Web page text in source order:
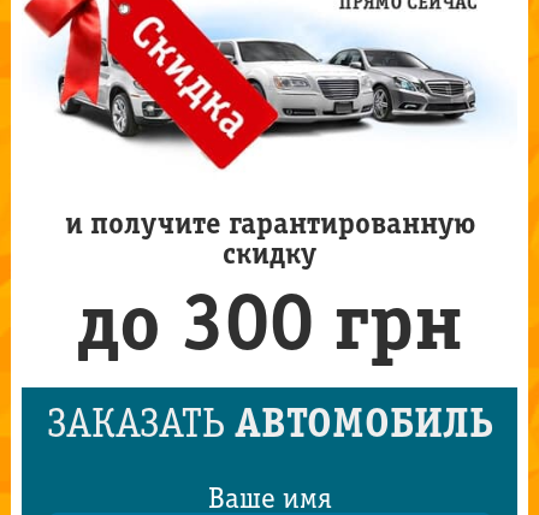
и получите гарантированную
скидку
до 300 грн
ЗАКАЗАТЬ АВТОМОБИЛЬ
Ваше имя